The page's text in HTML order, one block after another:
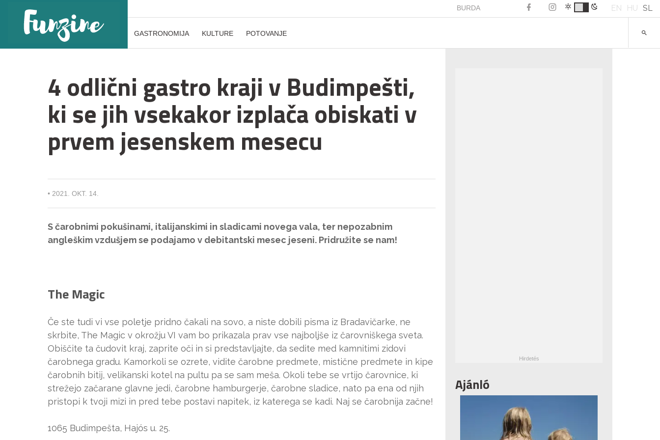
BURDA EN HU SL
GASTRONOMIJA KULTURE POTOVANJE
4 odlični gastro kraji v Budimpešti,
ki se jih vsekakor izplača obiskati v
prvem jesenskem mesecu
• 2021. OKT. 14.
S čarobnimi pokušinami, italijanskimi in sladicami novega vala, ter nepozabnim
angleškim vzdušjem se podajamo v debitantski mesec jeseni. Pridružite se nam!
The Magic
Če ste tudi vi vse poletje pridno čakali na sovo, a niste dobili pisma iz Bradavičarke, ne
skrbite, The Magic v okrožju VI vam bo prikazala prav vse najboljše iz čarovniškega sveta.
Obiščite ta čudovit kraj, zaprite oči in si predstavljajte, da sedite med kamnitimi zidovi
čarobnega gradu. Kamorkoli se ozrete, vidite čarobne predmete, mistične predmete in kipe
čarobnih bitij, velikanski kotel na pultu pa se sam meša. Okoli tebe se vrtijo čarovnice, ki
strežejo začarane glavne jedi, čarobne hamburgerje, čarobne sladice, nato pa ena od njih
pristopi k tvoji mizi in pred tebe postavi napitek, iz katerega se kadi. Naj se čarobnija začne!
1065 Budimpešta, Hajós u. 25.
Ajánló